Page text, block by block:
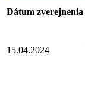
Dátum zverejnenia
15.04.2024